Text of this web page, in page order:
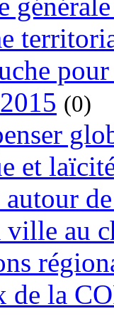
(0)
et
autour
au
de la